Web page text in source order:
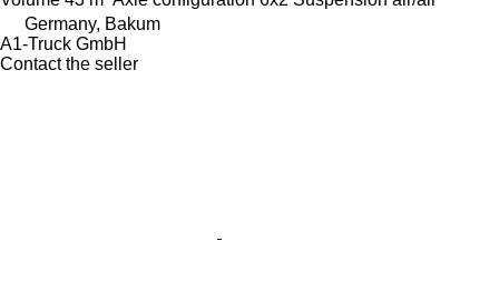
Germany, Bakum
A1-Truck GmbH
Contact the seller